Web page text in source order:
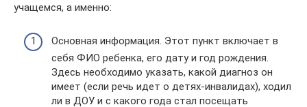
учащемся, а именно:
Основная информация. Этот пункт включает в
себя ФИО ребенка, его дату и год рождения.
Здесь необходимо указать, какой диагноз он
имеет (если речь идет о детях-инвалидах), ходил
ли в ДОУ и с какого года стал посещать